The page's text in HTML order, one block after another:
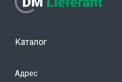
Каталог
Адрес